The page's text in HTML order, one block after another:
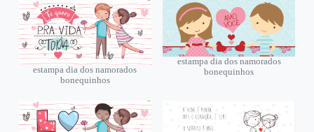
estampa dia dos namorados
bonequinhos
estampa dia dos namorados
bonequinhos